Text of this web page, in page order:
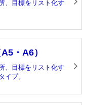
、目標をリスト化す
・A6）
、目標をリスト化す
イプ。